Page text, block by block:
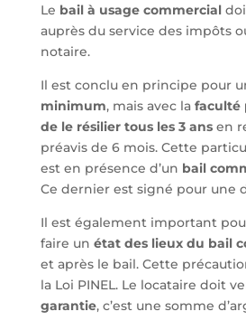
Le bail à usage commercial
auprès du service des impôts
notaire.
Il est conclu en principe pour
minimum, mais avec la faculté
de le résilier tous les 3 ansen
préavis de 6 mois. Cette
est en présence d’un bail
Ce dernier est signé pour une
Il est également important
faire un état des lieux du bail
et après le bail. Cette
la Loi PINEL. Le locataire doit
garantie, c’est une somme